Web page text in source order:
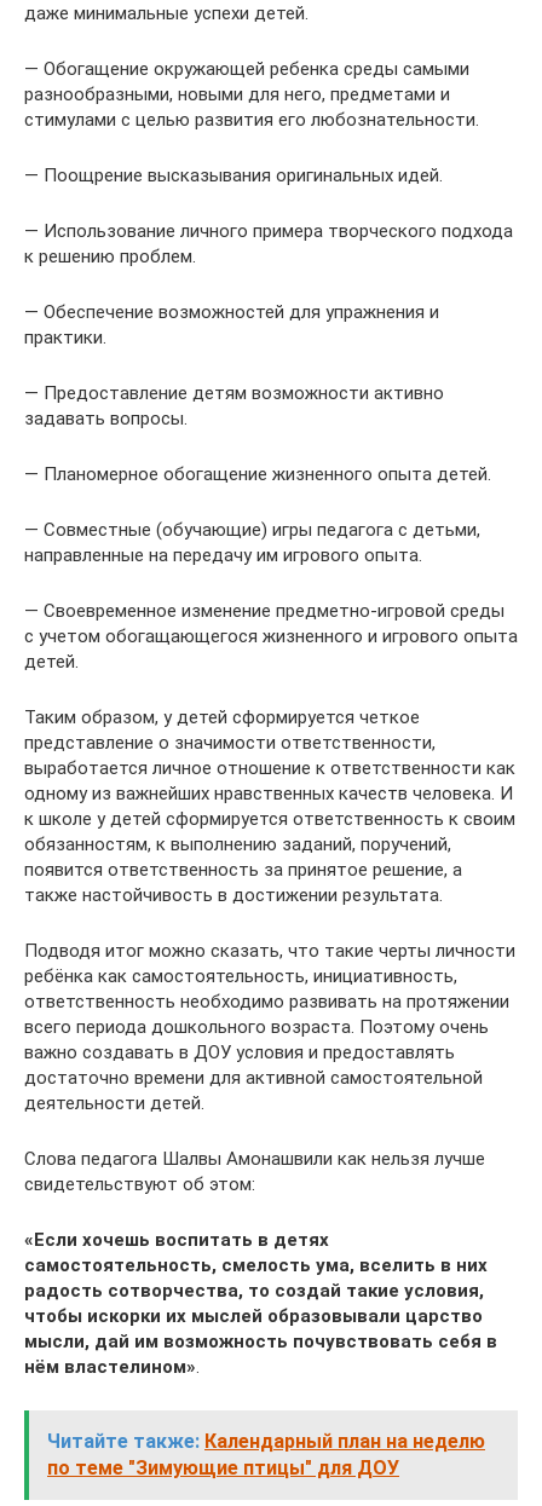
даже минимальные успехи детей.
— Обогащение окружающей ребенка среды самыми
разнообразными, новыми для него, предметами и
стимулами с целью развития его любознательности.
— Поощрение высказывания оригинальных идей.
— Использование личного примера творческого подхода
к решению проблем.
— Обеспечение возможностей для упражнения и
практики.
— Предоставление детям возможности активно
задавать вопросы.
— Планомерное обогащение жизненного опыта детей.
— Совместные (обучающие) игры педагога с детьми,
направленные на передачу им игрового опыта.
— Своевременное изменение предметно-игровой среды
с учетом обогащающегося жизненного и игрового опыта
детей.
Таким образом, у детей сформируется четкое
представление о значимости ответственности,
выработается личное отношение к ответственности как
одному из важнейших нравственных качеств человека. И
к школе у детей сформируется ответственность к своим
обязанностям, к выполнению заданий, поручений,
появится ответственность за принятое решение, а
также настойчивость в достижении результата.
Подводя итог можно сказать, что такие черты личности
ребёнка как самостоятельность, инициативность,
ответственность необходимо развивать на протяжении
всего периода дошкольного возраста. Поэтому очень
важно создавать в ДОУ условия и предоставлять
достаточно времени для активной самостоятельной
деятельности детей.
Слова педагога Шалвы Амонашвили как нельзя лучше
свидетельствуют об этом:
«Если хочешь воспитать в детях
самостоятельность, смелость ума, вселить в них
радость сотворчества, то создай такие условия,
чтобы искорки их мыслей образовывали царство
мысли, дай им возможность почувствовать себя в
нём властелином».
Читайте также: Календарный план на неделю
по теме "Зимующие птицы" для ДОУ